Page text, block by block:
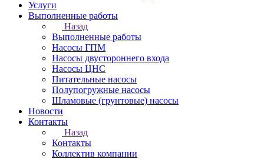
Услуги
Выполненные работы
Назад
Выполненные работы
Насосы ГПМ
Насосы двустороннего входа
Насосы ЦНС
Питательные насосы
Полупогружные насосы
Шламовые (грунтовые) насосы
Новости
Контакты
Назад
Контакты
Коллектив компании